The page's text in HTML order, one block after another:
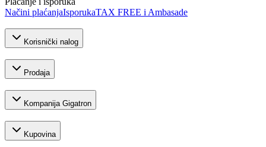
Načini plaćanjaIsporukaTAX FREE i Ambasade
Korisnički nalog
Prodaja
Kompanija Gigatron
Kupovina